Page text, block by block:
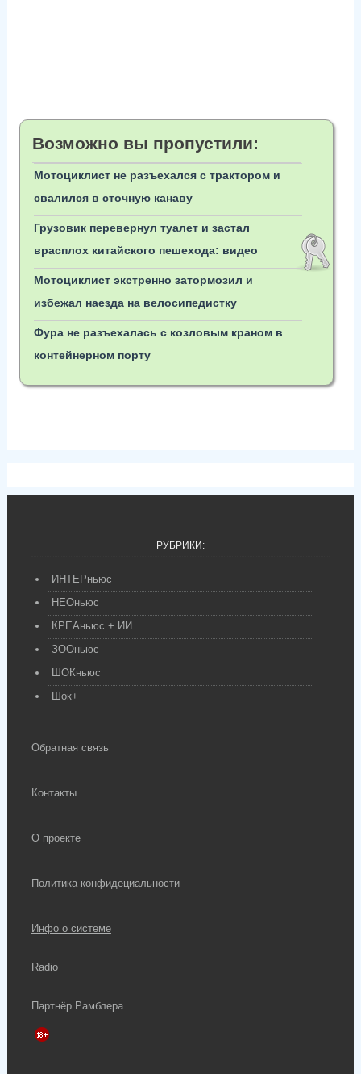
Возможно вы пропустили:
Мотоциклист не разъехался с трактором и
свалился в сточную канаву
Грузовик перевернул туалет и застал
врасплох китайского пешехода: видео
Мотоциклист экстренно затормозил и
избежал наезда на велосипедистку
Фура не разъехалась с козловым краном в
контейнерном порту
РУБРИКИ:
ИНТЕРньюс
НЕОньюс
КРЕАньюс + ИИ
ЗООньюс
ШОКньюс
Шок+
Обратная связь
Контакты
О проекте
Политика конфидециальности
Инфо о системе
Radio
Партнёр Рамблера